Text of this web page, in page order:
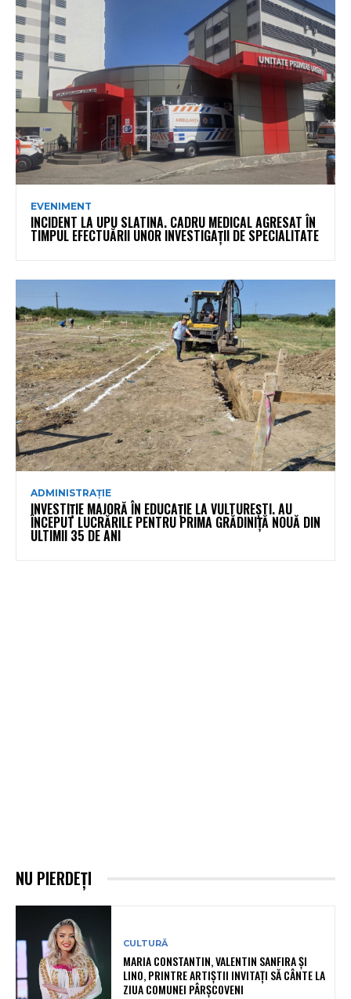
EVENIMENT
INCIDENT LA UPU SLATINA. CADRU MEDICAL AGRESAT ÎN
TIMPUL EFECTUĂRII UNOR INVESTIGAȚII DE SPECIALITATE
ADMINISTRAȚIE
INVESTIȚIE MAJORĂ ÎN EDUCAȚIE LA VULTUREȘTI. AU
ÎNCEPUT LUCRĂRILE PENTRU PRIMA GRĂDINIȚĂ NOUĂ DIN
ULTIMII 35 DE ANI
NU PIERDEȚI
CULTURĂ
MARIA CONSTANTIN, VALENTIN SANFIRA ȘI
LINO, PRINTRE ARTIȘTII INVITAȚI SĂ CÂNTE LA
ZIUA COMUNEI PÂRȘCOVENI